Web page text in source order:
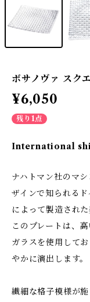
ボサノヴァ ス
¥6,050
残り1点
International
ナハトマン社のマ
ザインで知られる
によって製造された
このプレートは、
ガラスを使用して
やかに演出します。
繊細な格子模様が